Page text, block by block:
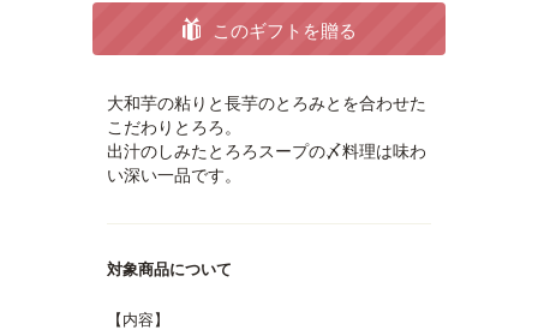
このギフトを贈る
大和芋の粘りと長芋のとろみとを合わせた
こだわりとろろ。
出汁のしみたとろろスープの〆料理は味わ
い深い一品です。
対象商品について
【内容】